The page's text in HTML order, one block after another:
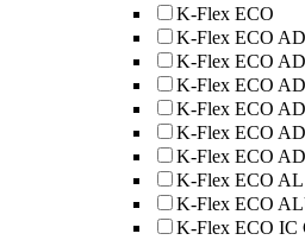
K-Flex ECO
K-Flex ECO AD
K-Flex ECO
K-Flex ECO
K-Flex ECO
K-Flex ECO
K-Flex ECO
K-Flex ECO
K-Flex ECO
K-Flex ECO